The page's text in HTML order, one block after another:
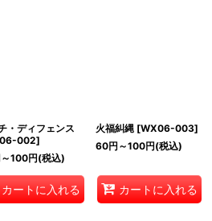
・ディフェンス
002]
～100円(税込)
カートに入れる
火福糾縄 [WX06-003]
60円 ～100円(税込)
カートに入れる